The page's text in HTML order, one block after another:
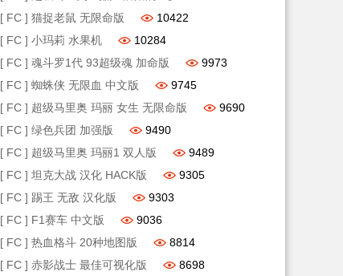
[ FC ] 猫捉老鼠 无限命版
10422
[ FC ] 小玛莉 水果机
10284
[ FC ] 魂斗罗1代 93超级魂 加命版
9973
[ FC ] 蜘蛛侠 无限血 中文版
9745
[ FC ] 超级马里奥 玛丽 女生 无限命版
9690
[ FC ] 绿色兵团 加强版
9490
[ FC ] 超级马里奥 玛丽1 双人版
9489
[ FC ] 坦克大战 汉化 HACK版
9305
[ FC ] 踢王 无敌 汉化版
9303
[ FC ] F1赛车 中文版
9036
[ FC ] 热血格斗 20种地图版
8814
[ FC ] 赤影战士 最佳可视化版
8698